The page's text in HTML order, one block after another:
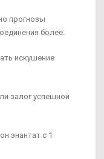
прогнозы
более.
искушение
залог успешной
энантат с 1